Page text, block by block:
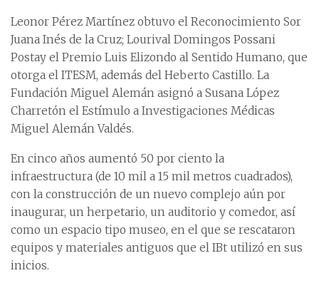
Leonor Pérez Martínez obtuvo el Reconocimiento Sor
Juana Inés de la Cruz; Lourival Domingos Possani
Postay el Premio Luis Elizondo al Sentido Humano, que
otorga el ITESM, además del Heberto Castillo. La
Fundación Miguel Alemán asignó a Susana López
Charretón el Estímulo a Investigaciones Médicas
Miguel Alemán Valdés.
En cinco años aumentó 50 por ciento la
infraestructura (de 10 mil a 15 mil metros cuadrados),
con la construcción de un nuevo complejo aún por
inaugurar, un herpetario, un auditorio y comedor, así
como un espacio tipo museo, en el que se rescataron
equipos y materiales antiguos que el IBt utilizó en sus
inicios.